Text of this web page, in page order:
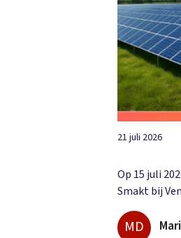
21 juli 2026
Op 15 juli
Smakt bij
MD